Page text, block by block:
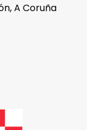
A Coruña